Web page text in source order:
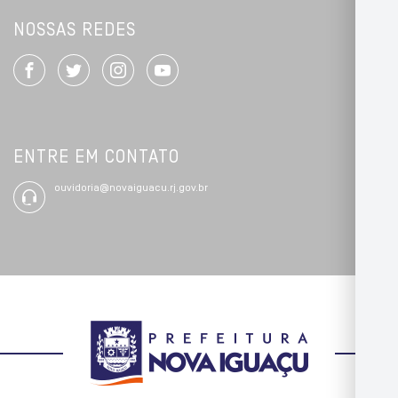
NOSSAS REDES
ENTRE EM CONTATO
ouvidoria@novaiguacu.rj.gov.br